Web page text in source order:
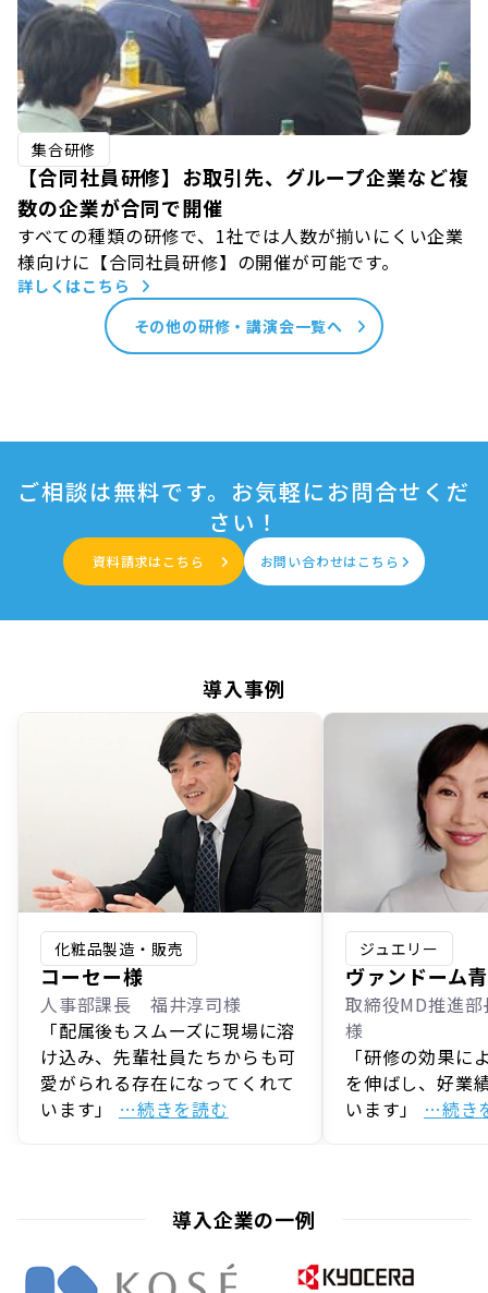
集合研修
【合同社員研修】お取引先、グループ企業など複
数の企業が合同で開催
すべての種類の研修で、1社では人数が揃いにくい企業
様向けに【合同社員研修】の開催が可能です。
詳しくはこちら
その他の研修・講演会一覧へ
ご相談は無料です。お気軽にお問合せくだ
さい！
資料請求はこちら お問い合わせはこちら
導入事例
化粧品製造・販売
コーセー様
人事部課長 福井淳司様
「配属後もスムーズに現場に溶
け込み、先輩社員たちからも可
愛がられる存在になってくれて
います」
続きを読む
ジュエリー
ヴァンドーム
取締役MD推進
様
「研修の効果に
を伸ばし、好業
います」
続き
導入企業の一例